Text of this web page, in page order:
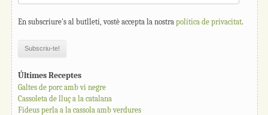
En subscriure's al butlletí, vostè accepta la nostra política de privacitat.
Últimes Receptes
Galtes de porc amb vi negre
Cassoleta de lluç a la catalana
Fideus perla a la cassola amb verdures